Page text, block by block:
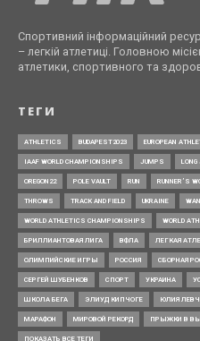
Спортивний інформаційний
– легкій атлетиці. Головною
атлетики, спортивного та
ТЕГИ
ATHLETICS BUDAPEST2023 EUROPEAN
IAAF WORLD CHAMPIONSHIPS JUMPS LONG
OREGON22 POLE VAULT RUN RUNNER’S
THROWS TRACK AND FIELD UKRAINE
WORLD ATHLETICS CHAMPIONSHIPS WORLD
БРИЛЛИАНТОВАЯ ЛИГА ВФЛА ЛЕГКАЯ
ОЛИМПИЙСКИЕ ИГРЫ РОССИЯ СБОРНАЯ
СЕРГЕЙ ШУБЕНКОВ СПОРТ УКРАИНА
ШКОЛА БЕГА ЭЛИУД КИПЧОГЕ ЮЛИЯ
МАРАФОН МИРОВОЙ РЕКОРД ПРЫЖКИ В
ПОКАЗАТЬ ВСЕ ТЕГИ